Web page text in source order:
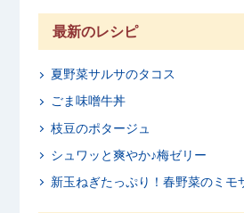
最新のレシピ
夏野菜サルサのタコス
ごま味噌牛丼
枝豆のポタージュ
シュワッと爽やか♪梅ゼリー
新玉ねぎたっぷり！春野菜のミモ